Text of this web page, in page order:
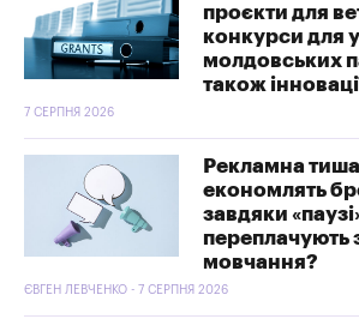
проєкти для
конкурси для
молдовських
також
7 СЕРПНЯ 2026
Рекламна
економлять
завдяки
переплачують
мовчання?
ЄВГЕН ЛЕВЧЕНКО - 7 СЕРПНЯ 2026